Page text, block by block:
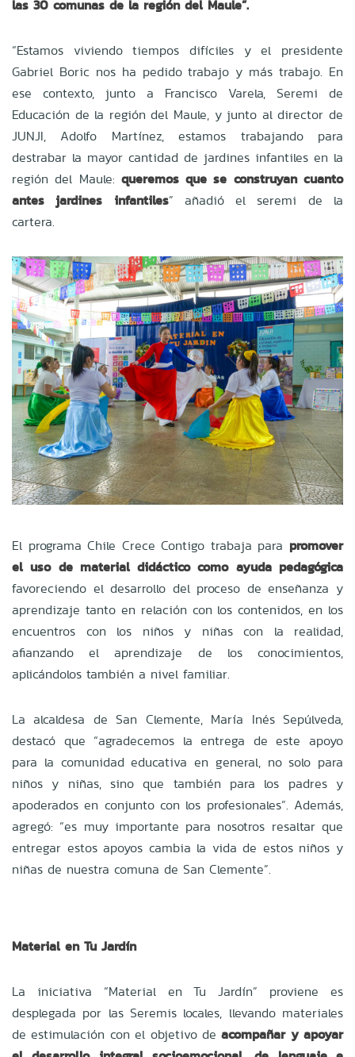
las 30 comunas de la región del Maule”.
“Estamos viviendo tiempos difíciles y el presidente
Gabriel Boric nos ha pedido trabajo y más trabajo. En
ese contexto, junto a Francisco Varela, Seremi de
Educación de la región del Maule, y junto al director de
JUNJI, Adolfo Martínez, estamos trabajando para
destrabar la mayor cantidad de jardines infantiles en la
región del Maule: queremos que se construyan cuanto
antes jardines infantiles” añadió el seremi de la
cartera.
El programa Chile Crece Contigo trabaja para promover
el uso de material didáctico como ayuda pedagógica
favoreciendo el desarrollo del proceso de enseñanza y
aprendizaje tanto en relación con los contenidos, en los
encuentros con los niños y niñas con la realidad,
afianzando el aprendizaje de los conocimientos,
aplicándolos también a nivel familiar.
La alcaldesa de San Clemente, María Inés Sepúlveda,
destacó que “agradecemos la entrega de este apoyo
para la comunidad educativa en general, no solo para
niños y niñas, sino que también para los padres y
apoderados en conjunto con los profesionales”. Además,
agregó: “es muy importante para nosotros resaltar que
entregar estos apoyos cambia la vida de estos niños y
niñas de nuestra comuna de San Clemente”.
Material en Tu Jardín
La iniciativa “Material en Tu Jardín” proviene es
desplegada por las Seremis locales, llevando materiales
de estimulación con el objetivo deacompañar y apoyar